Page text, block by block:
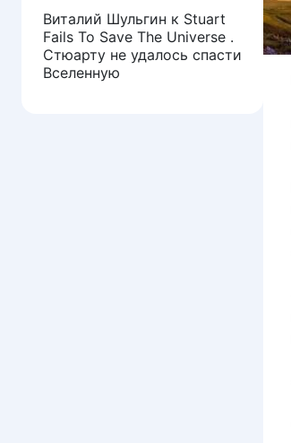
Виталий Шульгин к Stuart
Fails To Save The Universe .
Стюарту не удалось спасти
Вселенную